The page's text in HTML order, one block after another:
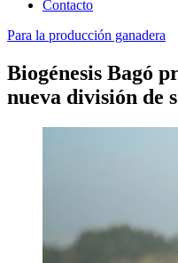
Contacto
Para la producción ganadera
Biogénesis Bagó
nueva división de